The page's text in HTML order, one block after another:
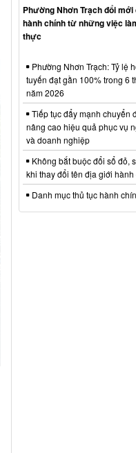
Phường Nhơn Trạch đổi
hành chính từ những việc
thực
Phường Nhơn Trạch: Tỷ lệ
tuyến đạt gần 100% trong 6
năm 2026
Tiếp tục đẩy mạnh chuyển
nâng cao hiệu quả phục vụ
và doanh nghiệp
Không bắt buộc đổi sổ đỏ,
khi thay đổi tên địa giới hành
Danh mục thủ tục hành